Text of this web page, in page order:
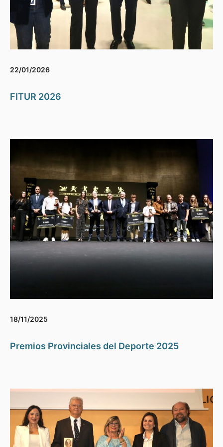
22/01/2026
FITUR 2026
18/11/2025
Premios Provinciales del Deporte 2025